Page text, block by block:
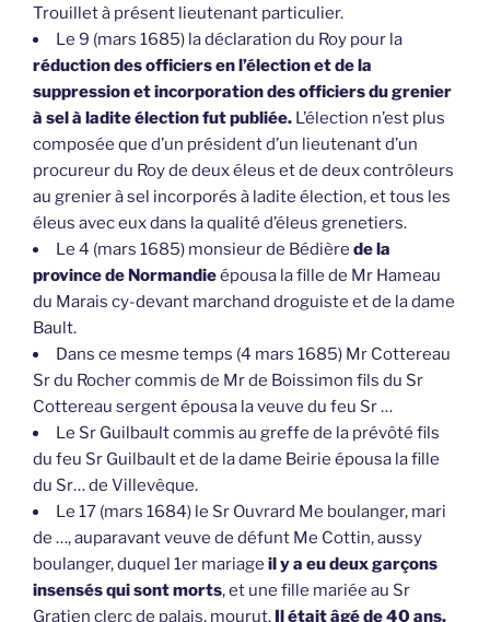
Trouillet à présent lieutenant particulier.
Le 9 (mars 1685) la déclaration du Roy pour la
réduction des officiers en l’élection et de la
suppression et incorporation des officiers du grenier
à sel à ladite élection fut publiée. L’élection n’est plus
composée que d’un président d’un lieutenant d’un
procureur du Roy de deux éleus et de deux contrôleurs
au grenier à sel incorporés à ladite élection, et tous les
éleus avec eux dans la qualité d’éleus grenetiers.
Le 4 (mars 1685) monsieur de Bédière de la
province de Normandieépousa la fille de Mr Hameau
du Marais cy-devant marchand droguiste et de la dame
Bault.
Dans ce mesme temps (4 mars 1685) Mr Cottereau
Sr du Rocher commis de Mr de Boissimon fils du Sr
Cottereau sergent épousa la veuve du feu Sr …
Le Sr Guilbault commis au greffe de la prévôté fils
du feu Sr Guilbault et de la dame Beirie épousa la fille
du Sr… de Villevêque.
Le 17 (mars 1684) le Sr Ouvrard Me boulanger, mari
de …, auparavant veuve de défunt Me Cottin, aussy
boulanger, duquel 1er mariage il y a eu deux garçons
insensés qui sont morts, et une fille mariée au Sr
Gratien clerc de palais, mourut. Il était âgé de 40 ans,